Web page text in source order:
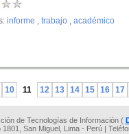
informe , trabajo , académico
10 11 12 13 14 15 16 17
de Tecnologías de Información (
San Miguel, Lima - Perú |